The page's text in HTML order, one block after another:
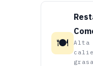
🍽️
Alta